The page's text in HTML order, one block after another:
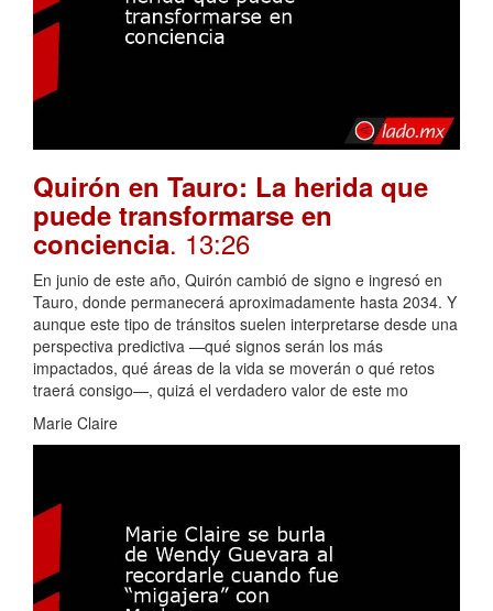
Quirón en Tauro: La herida que
puede transformarse en
conciencia. 13:26
En junio de este año, Quirón cambió de signo e ingresó en
Tauro, donde permanecerá aproximadamente hasta 2034. Y
aunque este tipo de tránsitos suelen interpretarse desde una
perspectiva predictiva —qué signos serán los más
impactados, qué áreas de la vida se moverán o qué retos
traerá consigo—, quizá el verdadero valor de este mo
Marie Claire